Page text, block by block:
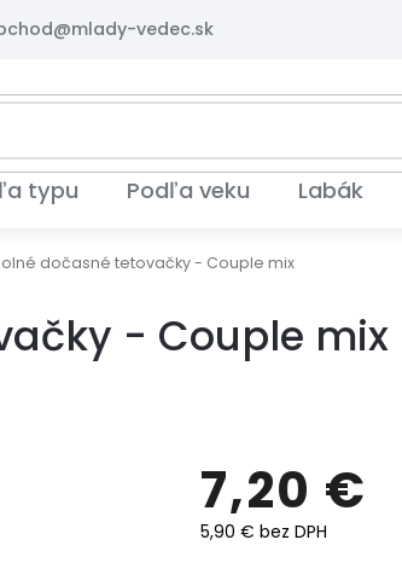
vedec.sk
typu Podľa veku Labák
dočasné tetovačky - Couple mix
- Couple mix
7,20 €
5,90 € bez DPH